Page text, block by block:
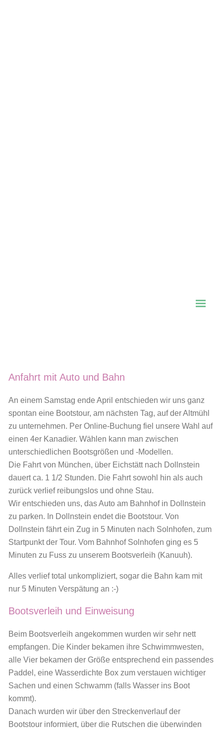
Anfahrt mit Auto und Bahn
An einem Samstag ende April entschieden wir uns ganz
spontan eine Bootstour, am nächsten Tag, auf der Altmühl
zu unternehmen. Per Online-Buchung fiel unsere Wahl auf
einen 4er Kanadier. Wählen kann man zwischen
unterschiedlichen Bootsgrößen und -Modellen.
Die Fahrt von München, über Eichstätt nach Dollnstein
dauert ca. 1 1/2 Stunden. Die Fahrt sowohl hin als auch
zurück verlief reibungslos und ohne Stau.
Wir entschieden uns, das Auto am Bahnhof in Dollnstein
zu parken. In Dollnstein endet die Bootstour. Von
Dollnstein fährt ein Zug in 5 Minuten nach Solnhofen, zum
Startpunkt der Tour. Vom Bahnhof Solnhofen ging es 5
Minuten zu Fuss zu unserem Bootsverleih (Kanuuh).
Alles verlief total unkompliziert, sogar die Bahn kam mit
nur 5 Minuten Verspätung an :-)
Bootsverleih und Einweisung
Beim Bootsverleih angekommen wurden wir sehr nett
empfangen. Die Kinder bekamen ihre Schwimmwesten,
alle Vier bekamen der Größe entsprechend ein passendes
Paddel, eine Wasserdichte Box zum verstauen wichtiger
Sachen und einen Schwamm (falls Wasser ins Boot
kommt).
Danach wurden wir über den Streckenverlauf der
Bootstour informiert, über die Rutschen die überwinden